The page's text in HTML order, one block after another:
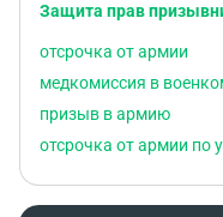
Защита прав
отсрочка от армии
медкомиссия в
призыв в армию
отсрочка от армии по